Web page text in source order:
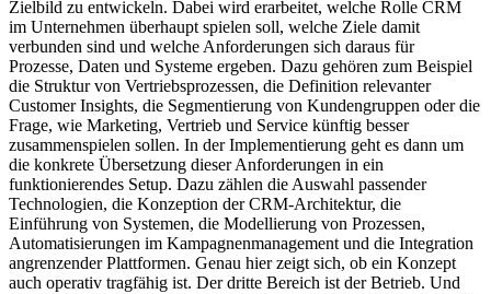
Zielbild zu entwickeln. Dabei wird erarbeitet, welche Rolle CRM
im Unternehmen überhaupt spielen soll, welche Ziele damit
verbunden sind und welche Anforderungen sich daraus für
Prozesse, Daten und Systeme ergeben. Dazu gehören zum Beispiel
die Struktur von Vertriebsprozessen, die Definition relevanter
Customer Insights, die Segmentierung von Kundengruppen oder die
Frage, wie Marketing, Vertrieb und Service künftig besser
zusammenspielen sollen. In der Implementierung geht es dann um
die konkrete Übersetzung dieser Anforderungen in ein
funktionierendes Setup. Dazu zählen die Auswahl passender
Technologien, die Konzeption der CRM-Architektur, die
Einführung von Systemen, die Modellierung von Prozessen,
Automatisierungen im Kampagnenmanagement und die Integration
angrenzender Plattformen. Genau hier zeigt sich, ob ein Konzept
auch operativ tragfähig ist. Der dritte Bereich ist der Betrieb. Und